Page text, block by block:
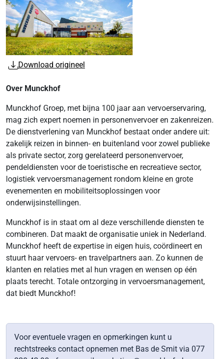
Download origineel
Over Munckhof
Munckhof Groep, met bijna 100 jaar aan vervoerservaring,
mag zich expert noemen in personenvervoer en zakenreizen.
De dienstverlening van Munckhof bestaat onder andere uit:
zakelijk reizen in binnen- en buitenland voor zowel publieke
als private sector, zorg gerelateerd personenvervoer,
pendeldiensten voor de toeristische en recreatieve sector,
logistiek vervoersmanagement rondom kleine en grote
evenementen en mobiliteitsoplossingen voor
onderwijsinstellingen.
Munckhof is in staat om al deze verschillende diensten te
combineren. Dat maakt de organisatie uniek in Nederland.
Munckhof heeft de expertise in eigen huis, coördineert en
stuurt haar vervoers- en travelpartners aan. Zo kunnen de
klanten en relaties met al hun vragen en wensen op één
plaats terecht. Totale ontzorging in vervoersmanagement,
dat biedt Munckhof!
Voor eventuele vragen en opmerkingen kunt u
rechtstreeks contact opnemen met Bas de Smit via 077